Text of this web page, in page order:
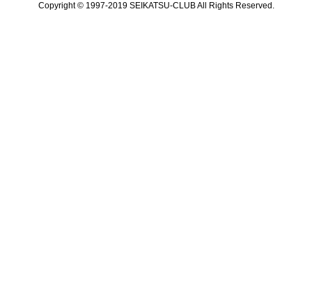
Copyright © 1997-2019 SEIKATSU-CLUB All Rights Reserved.